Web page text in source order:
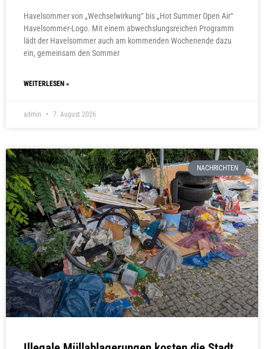
Havelsommer von „Wechselwirkung“ bis „Hot Summer Open Air“
Havelsommer-Logo. Mit einem abwechslungsreichen Programm
lädt der Havelsommer auch am kommenden Wochenende dazu
ein, gemeinsam den Sommer
WEITERLESEN »
admin 7. August 2026
NACHRICHTEN